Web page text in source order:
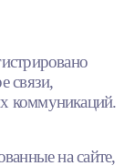
связи,
коммуникаций.
на сайте,